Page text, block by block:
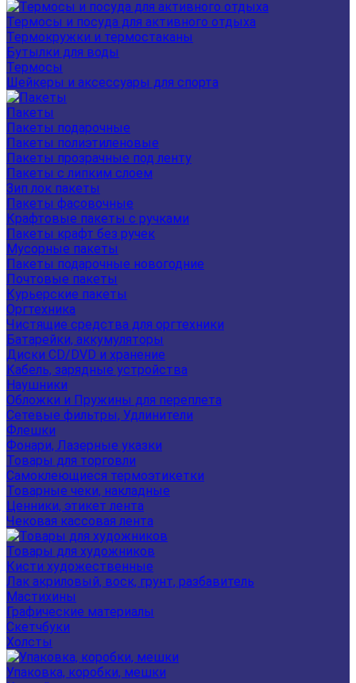
Термосы и посуда для активного отдыха
Термокружки и термостаканы
Бутылки для воды
Термосы
Шейкеры и аксессуары для спорта
Пакеты
Пакеты подарочные
Пакеты полиэтиленовые
Пакеты прозрачные под ленту
Пакеты с липким слоем
Зип лок пакеты
Пакеты фасовочные
Крафтовые пакеты с ручками
Пакеты крафт без ручек
Мусорные пакеты
Пакеты подарочные новогодние
Почтовые пакеты
Курьерские пакеты
Оргтехника
Чистящие средства для оргтехники
Батарейки, аккумуляторы
Диски CD/DVD и хранение
Кабель, зарядные устройства
Наушники
Обложки и Пружины для переплета
Сетевые фильтры, Удлинители
Флешки
Фонари, Лазерные указки
Товары для торговли
Самоклеющиеся термоэтикетки
Товарные чеки, накладные
Ценники, этикет лента
Чековая кассовая лента
Товары для художников
Кисти художественные
Лак акриловый, воск, грунт, разбавитель
Мастихины
Графические материалы
Скетчбуки
Холсты
Упаковка, коробки, мешки